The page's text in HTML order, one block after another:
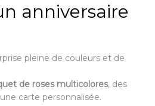
anniversaire
pleine de couleurs et de
de roses multicolores, des
carte personnalisée.